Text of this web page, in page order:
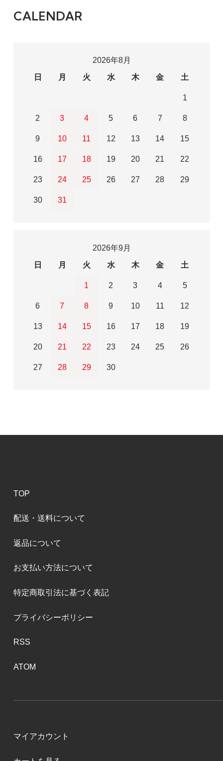
CALENDAR
2026年8月
日
月 火 水 木 金 土
1
2 3 4 5 6 7 8
9 10 11 12 13 14 15
16 17 18 19 20 21 22
23 24 25 26 27 28 29
30 31
2026年9月
日
月 火 水 木 金 土
1 2 3 4 5
6 7 8 9 10 11 12
13 14 15 16 17 18 19
20 21 22 23 24 25 26
27 28 29 30
TOP
配送・送料について
返品について
お支払い方法について
特定商取引法に基づく表記
プライバシーポリシー
RSS
ATOM
マイアカウント